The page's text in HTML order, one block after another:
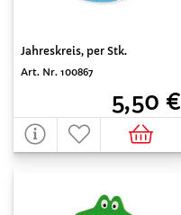
Jahreskreis, per Stk.
Art. Nr. 100867
5,50 €